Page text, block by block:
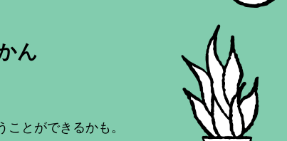
ん
とができるかも。